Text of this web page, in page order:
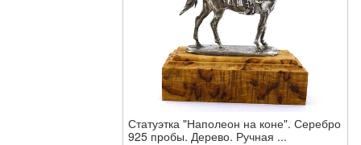
Статуэтка "Наполеон на коне". Серебро
925 пробы. Дерево. Ручная ...